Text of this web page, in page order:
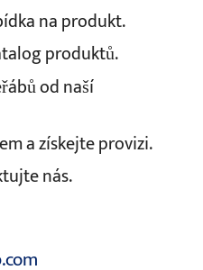
na produkt.
produktů.
od naší
a získejte provizi.
nás.